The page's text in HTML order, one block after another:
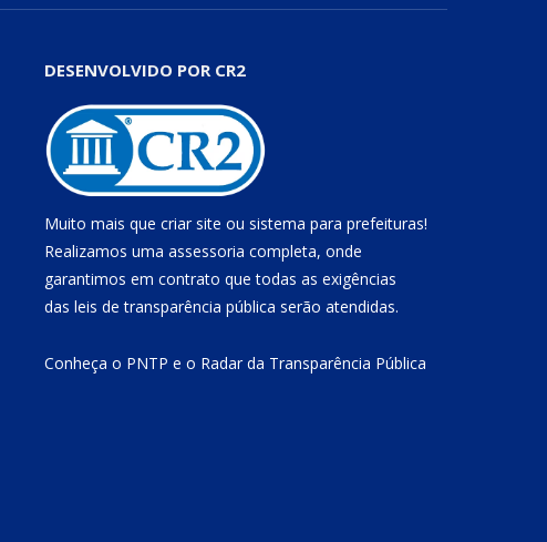
DESENVOLVIDO POR CR2
Muito mais que criar site ou sistema para prefeituras!
Realizamos uma assessoria completa, onde
garantimos em contrato que todas as exigências
das leis de transparência pública serão atendidas.
Conheça o PNTP e o Radar da Transparência Pública